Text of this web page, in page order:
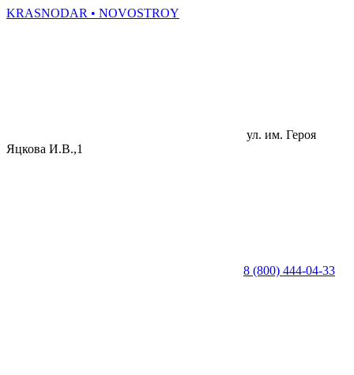
KRASNODAR • NOVOSTROY
ул. им. Героя
Яцкова И.В.,1
8 (800) 444-04-33